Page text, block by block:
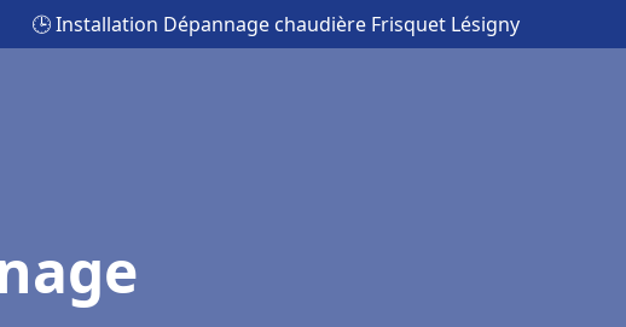
🕒 Installation Dépannage chaudière Frisquet Lésigny